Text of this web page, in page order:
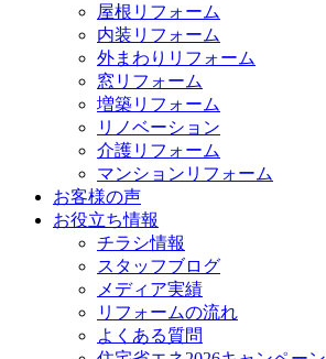
屋根リフォーム
内装リフォーム
外まわりリフォーム
窓リフォーム
増築リフォーム
リノベーション
介護リフォーム
マンションリフォーム
お客様の声
お役立ち情報
チラシ情報
スタッフブログ
メディア実績
リフォームの流れ
よくある質問